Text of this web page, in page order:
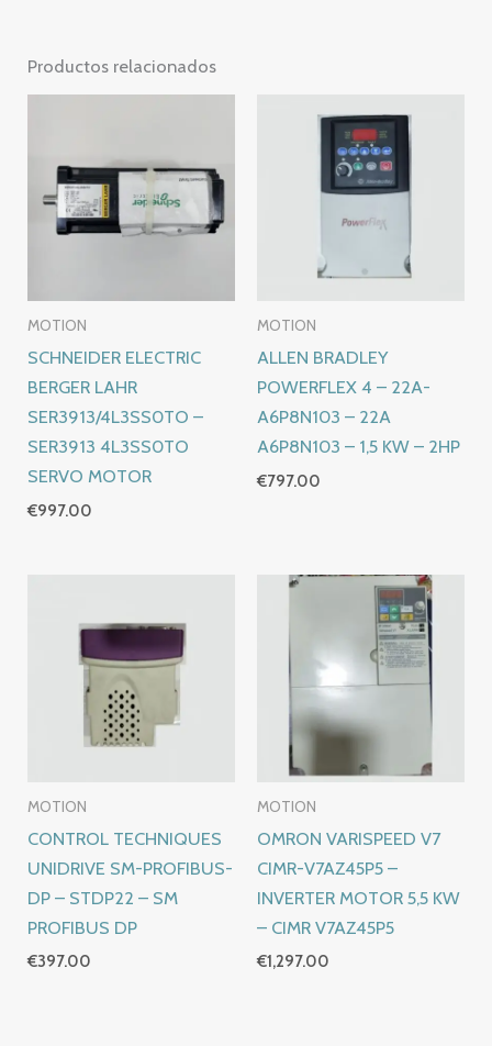
Productos relacionados
MOTION
SCHNEIDER ELECTRIC
BERGER LAHR
SER3913/4L3SS0TO –
SER3913 4L3SS0TO
SERVO MOTOR
€997.00
MOTION
ALLEN BRADLEY
POWERFLEX 4 – 22A-
A6P8N103 – 22A
A6P8N103 – 1,5 KW – 2HP
€797.00
MOTION
CONTROL TECHNIQUES
UNIDRIVE SM-PROFIBUS-
DP – STDP22 – SM
PROFIBUS DP
€397.00
MOTION
OMRON VARISPEED V7
CIMR-V7AZ45P5 –
INVERTER MOTOR 5,5 KW
– CIMR V7AZ45P5
€1,297.00